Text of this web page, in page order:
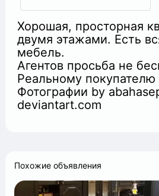
+
Хорошая, просторная
двумя этажами. Есть
мебель.
Агентов просьба не
Реальному покупателю
Фотографии by
deviantart.com
Похожие объявления